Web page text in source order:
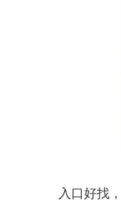
入口好找